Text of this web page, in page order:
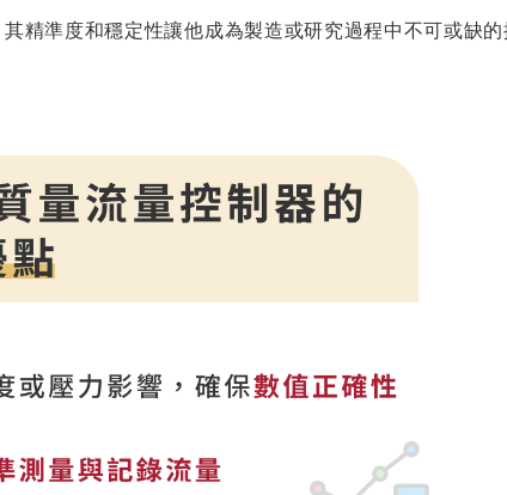
精準度和穩定性讓他成為製造或研究過程中不可或缺的